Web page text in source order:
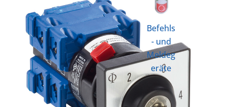
Befehls
- und
Meldeg
eräte